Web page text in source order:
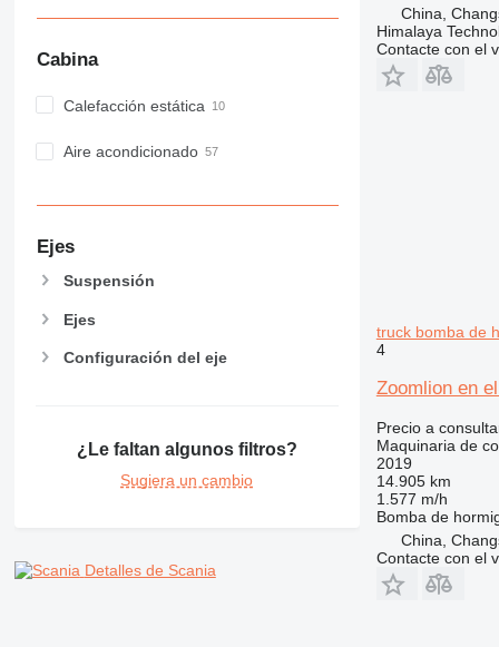
Cabina
Calefacción estática
Aire acondicionado
Ejes
Suspensión
Ejes
Configuración del eje
¿Le faltan algunos filtros?
Sugiera un cambio
Detalles de Scania
China,
Himalaya
Contacte con el
truck bomba de
4
Zoomlion en
Precio a
Maquinaria de
2019
14.905 km
1.577 m/h
Bomba de
China,
Contacte con el